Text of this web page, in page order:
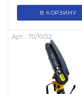
В КОРЗИНУ
Арт. : 70/10/22